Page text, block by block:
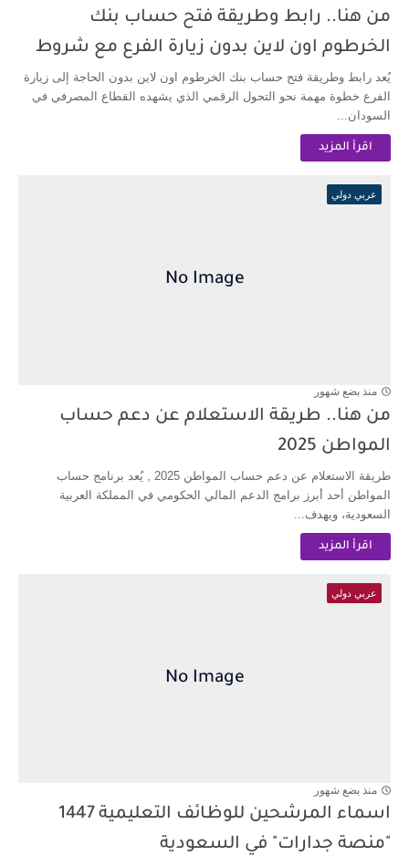
من هنا.. رابط وطريقة فتح حساب بنك
الخرطوم اون لاين بدون زيارة الفرع مع شروط
يُعد رابط وطريقة فتح حساب بنك الخرطوم اون لاين بدون الحاجة إلى زيارة
الفرع خطوة مهمة نحو التحول الرقمي الذي يشهده القطاع المصرفي في
السودان...
اقرأ المزيد
عربي دولي
منذ بضع شهور
من هنا.. طريقة الاستعلام عن دعم حساب
المواطن 2025
طريقة الاستعلام عن دعم حساب المواطن 2025 , يُعد برنامج حساب
المواطن أحد أبرز برامج الدعم المالي الحكومي في المملكة العربية
السعودية، ويهدف...
اقرأ المزيد
عربي دولي
منذ بضع شهور
اسماء المرشحين للوظائف التعليمية 1447
"منصة جدارات" في السعودية